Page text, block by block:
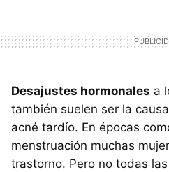
Desajustes hormonales a
también suelen ser la
acné tardío. En épocas
menstruación muchas
trastorno. Pero no todas